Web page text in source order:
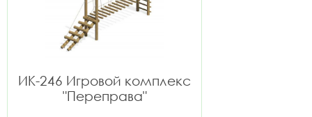
ИК-246 Игровой комплекс
"Переправа"